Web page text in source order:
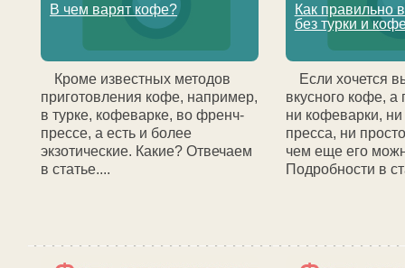
В чем варят кофе?
Кроме известных методов
приготовления кофе, например,
в турке, кофеварке, во френч-
прессе, а есть и более
экзотические. Какие? Отвечаем
в статье....
Как правильно
без турки и
Если хочется
вкусного кофе, а
ни кофеварки,
пресса, ни
чем еще его
Подробности в